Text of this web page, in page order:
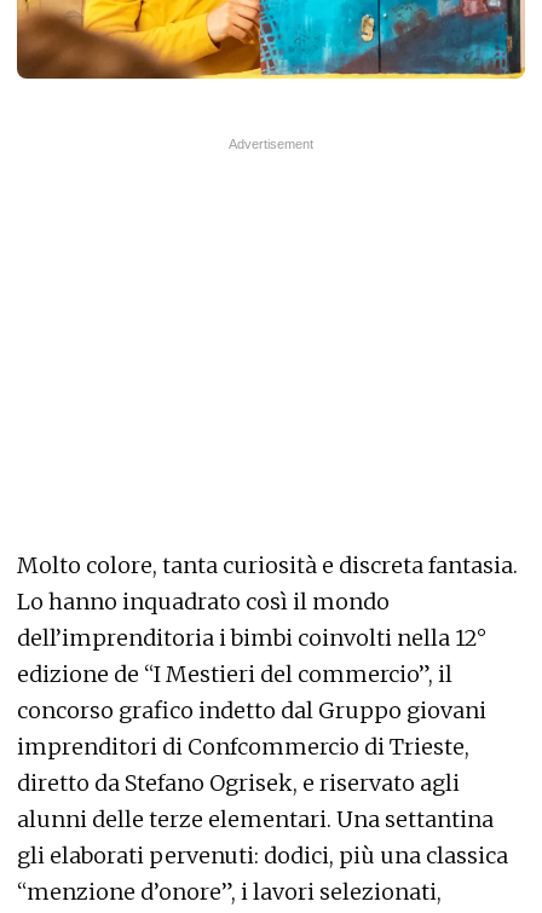
Molto colore, tanta curiosità e discreta fantasia.
Lo hanno inquadrato così il mondo
dell’imprenditoria i bimbi coinvolti nella 12°
edizione de “I Mestieri del commercio”, il
concorso grafico indetto dal Gruppo giovani
imprenditori di Confcommercio di Trieste,
diretto da Stefano Ogrisek, e riservato agli
alunni delle terze elementari. Una settantina
gli elaborati pervenuti: dodici, più una classica
“menzione d’onore”, i lavori selezionati,